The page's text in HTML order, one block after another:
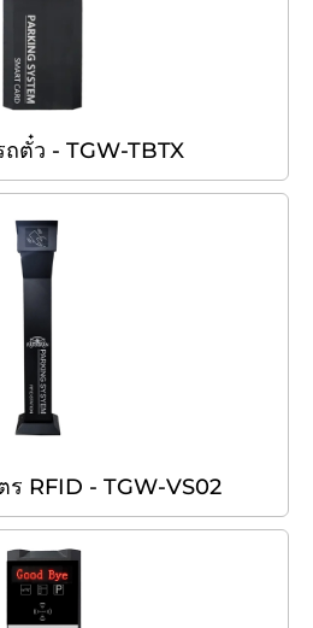
ตั๋ว - TGW-TBTX
ร RFID - TGW-VS02